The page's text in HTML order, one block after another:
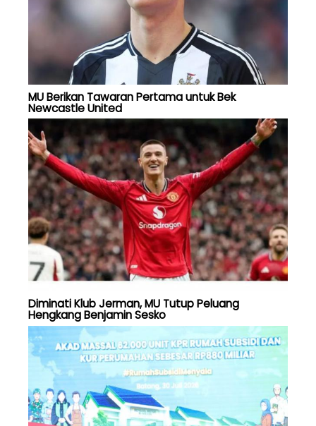
MU Berikan Tawaran Pertama untuk Bek
Newcastle United
Diminati Klub Jerman, MU Tutup Peluang
Hengkang Benjamin Sesko